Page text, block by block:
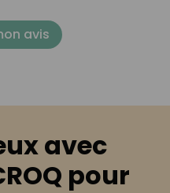
avis
avec
pour